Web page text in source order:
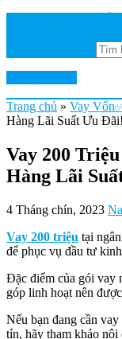
Trang chủ » Vay
Hàng Lãi Suất Ưu Đãi!
Vay 200
Hàng Lãi
4 Tháng chín, 2023
Vay 200 triệu tại
để phục vụ đầu tư
Đặc điểm của gói vay
góp linh hoạt nên
Nếu bạn đang cần
tín, hãy tham khảo